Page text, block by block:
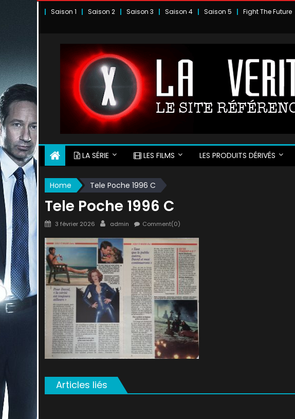
Saison 1 Saison 2 Saison 3 Saison 4 Saison 5 Fight The Future
LA SÉRIE LES FILMS LES PRODUITS DÉRIVÉS
Home Tele Poche 1996 C
Tele Poche 1996 C
Posted
3 février 2026 Author
admin Comment(0)
Articles liés